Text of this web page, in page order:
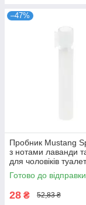
–47%
Пробник Mustang
з нотами лаванди
для чоловіків
розпив парфуму
Готово до відправки
28 ₴ 52,83 ₴